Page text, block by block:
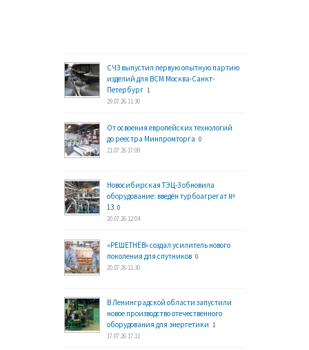
СЧЗ выпустил первую опытную партию
изделий для ВСМ Москва-Санкт-
Петербург 1
29.07.26 11:30
От освоения европейских технологий
до реестра Минпромторга 0
21.07.26 17:09
Новосибирская ТЭЦ-3 обновила
оборудование: введён турбоагрегат №
13 0
20.07.26 12:04
«РЕШЕТНЁВ» создал усилитель нового
поколения для спутников 0
20.07.26 11:30
В Ленинградской области запустили
новое производство отечественного
оборудования для энергетики 1
17.07.26 17:11